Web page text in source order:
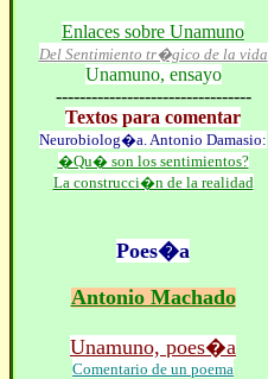
Enlaces sobre Unamuno
Del Sentimiento tr�gico de la vida
Unamuno, ensayo
---------------------------------
Textos para comentar
Neurobiolog�a. Antonio Damasio:
�Qu� son los sentimientos?
La construcci�n de la realidad
Poes�a
Antonio Machado
Unamuno, poes�a
Comentario de un poema